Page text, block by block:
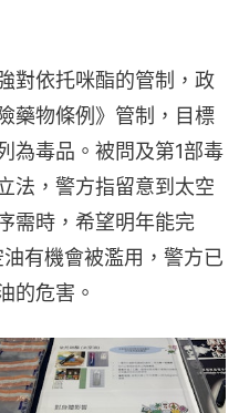
對依托咪酯的管制，政
藥物條例》管制，目標
為毒品。被問及第1部毒
法，警方指留意到太空
需時，希望明年能完
有機會被濫用，警方已
的危害。